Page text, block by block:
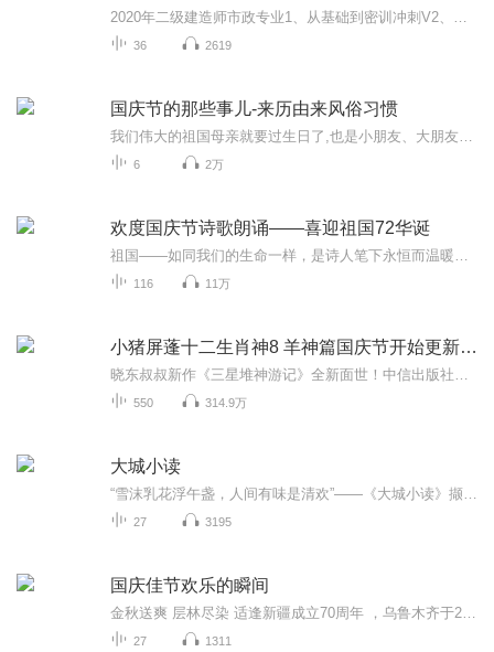
36 2619
国庆节的那些事儿-来历由来风俗习惯
6 2万
欢度国庆节诗歌朗诵——喜迎祖国72华诞
116 11万
小猪屏蓬十二生肖神8 羊神篇国庆节开始更新啦！
550 314.9万
大城小读
27 3195
国庆佳节欢乐的瞬间
27 1311